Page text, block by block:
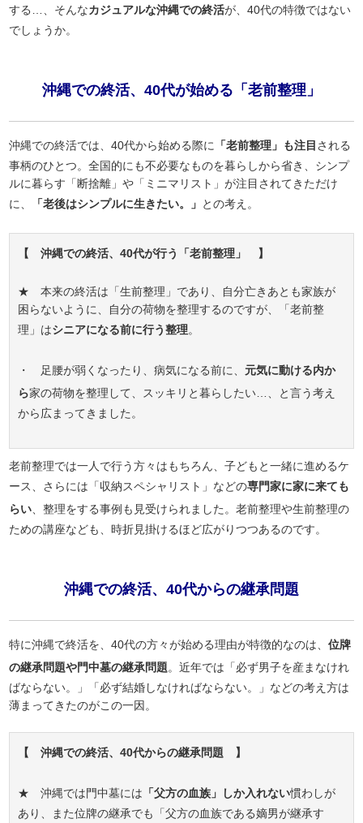
する…、そんなカジュアルな沖縄での終活が、40代の特徴ではない
でしょうか。
沖縄での終活、40代が始める「老前整理」
沖縄での終活では、40代から始める際に 「老前整理」も注目 される
事柄のひとつ。全国的にも不必要なものを暮らしから省き、シンプ
ルに暮らす「断捨離」や「ミニマリスト」が注目されてきただけ
に、
「老後はシンプルに生きたい。」 との考え。
【 沖縄での終活、40代が行う「老前整理」 】
★ 本来の終活は「生前整理」であり、自分亡きあとも家族が
困らないように、自分の荷物を整理するのですが、「老前整
理」はシニアになる前に行う整理。
・ 足腰が弱くなったり、病気になる前に、 元気に動ける内か
ら家の荷物を整理して、スッキリと暮らしたい…、と言う考え
から広まってきました。
老前整理では一人で行う方々はもちろん、子どもと一緒に進めるケ
ース、さらには「収納スペシャリスト」などの専門家に家に来ても
らい、整理をする事例も見受けられました。老前整理や生前整理の
ための講座なども、時折見掛けるほど広がりつつあるのです。
沖縄での終活、40代からの継承問題
特に沖縄で終活を、40代の方々が始める理由が特徴的なのは、位牌
の継承問題や門中墓の継承問題。近年では「必ず男子を産まなけれ
ばならない。」「必ず結婚しなければならない。」などの考え方は
薄まってきたのがこの一因。
【 沖縄での終活、40代からの継承問題 】
★ 沖縄では門中墓には 「父方の血族」しか入れない慣わしが
あり、また位牌の継承でも「父方の血族である嫡男が継承す